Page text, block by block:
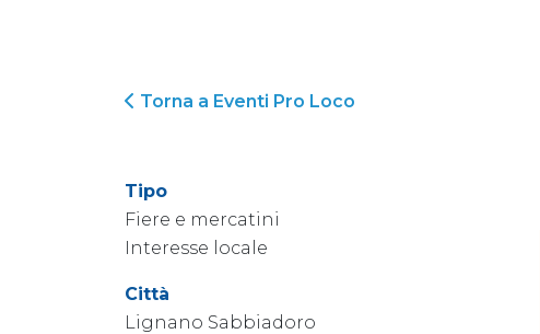
Torna a Eventi Pro Loco
Tipo
Fiere e mercatini
Interesse locale
Città
Lignano Sabbiadoro